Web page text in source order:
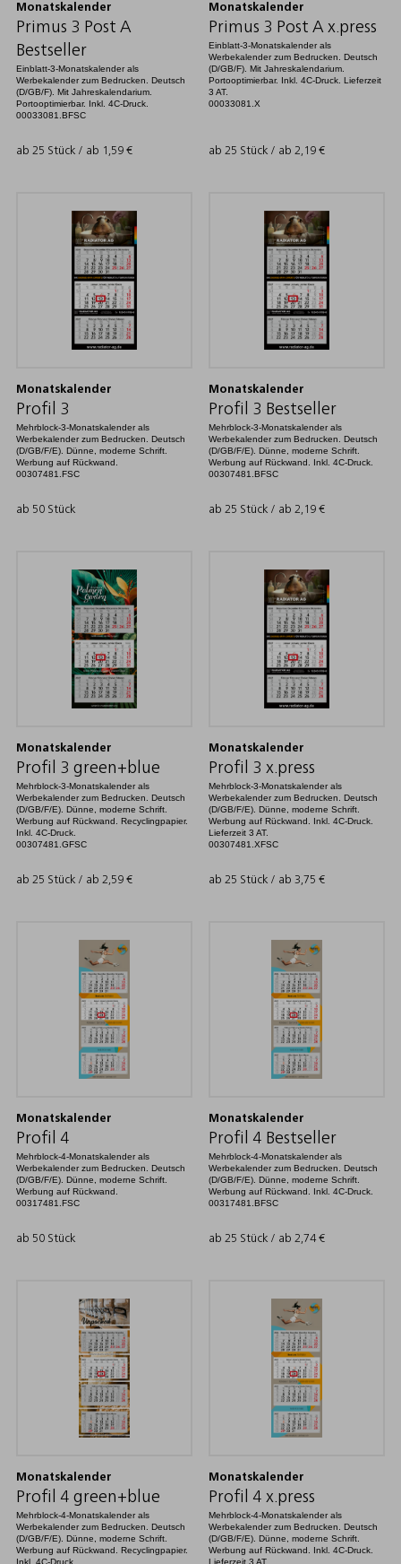
Monatskalender
Primus 3 Post A
Bestseller
Einblatt-3-Monatskalender als
Werbekalender zum Bedrucken. Deutsch
(D/GB/F). Mit Jahreskalendarium.
Portooptimierbar. Inkl. 4C-Druck.
00033081.BFSC
ab 25 Stück / ab 1,59 €
Monatskalender
Primus 3 Post A x.press
Einblatt-3-Monatskalender als
Werbekalender zum Bedrucken. Deutsch
(D/GB/F). Mit Jahreskalendarium.
Portooptimierbar. Inkl. 4C-Druck. Lieferzeit
3 AT.
00033081.X
ab 25 Stück / ab 2,19 €
Monatskalender
Profil 3
Mehrblock-3-Monatskalender als
Werbekalender zum Bedrucken. Deutsch
(D/GB/F/E). Dünne, moderne Schrift.
Werbung auf Rückwand.
00307481.FSC
ab 50 Stück
Monatskalender
Profil 3 Bestseller
Mehrblock-3-Monatskalender als
Werbekalender zum Bedrucken. Deutsch
(D/GB/F/E). Dünne, moderne Schrift.
Werbung auf Rückwand. Inkl. 4C-Druck.
00307481.BFSC
ab 25 Stück / ab 2,19 €
Monatskalender
Profil 3 green+blue
Mehrblock-3-Monatskalender als
Werbekalender zum Bedrucken. Deutsch
(D/GB/F/E). Dünne, moderne Schrift.
Werbung auf Rückwand. Recyclingpapier.
Inkl. 4C-Druck.
00307481.GFSC
ab 25 Stück / ab 2,59 €
Monatskalender
Profil 3 x.press
Mehrblock-3-Monatskalender als
Werbekalender zum Bedrucken. Deutsch
(D/GB/F/E). Dünne, moderne Schrift.
Werbung auf Rückwand. Inkl. 4C-Druck.
Lieferzeit 3 AT.
00307481.XFSC
ab 25 Stück / ab 3,75 €
Monatskalender
Profil 4
Mehrblock-4-Monatskalender als
Werbekalender zum Bedrucken. Deutsch
(D/GB/F/E). Dünne, moderne Schrift.
Werbung auf Rückwand.
00317481.FSC
ab 50 Stück
Monatskalender
Profil 4 Bestseller
Mehrblock-4-Monatskalender als
Werbekalender zum Bedrucken. Deutsch
(D/GB/F/E). Dünne, moderne Schrift.
Werbung auf Rückwand. Inkl. 4C-Druck.
00317481.BFSC
ab 25 Stück / ab 2,74 €
Monatskalender
Profil 4 green+blue
Mehrblock-4-Monatskalender als
Werbekalender zum Bedrucken. Deutsch
(D/GB/F/E). Dünne, moderne Schrift.
Werbung auf Rückwand. Recyclingpapier.
Inkl. 4C-Druck.
Monatskalender
Profil 4 x.press
Mehrblock-4-Monatskalender als
Werbekalender zum Bedrucken. Deutsch
(D/GB/F/E). Dünne, moderne Schrift.
Werbung auf Rückwand. Inkl. 4C-Druck.
Lieferzeit 3 AT.